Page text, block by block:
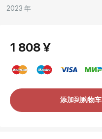
2023 年
1 808 ¥
画框价格 添加到购物车